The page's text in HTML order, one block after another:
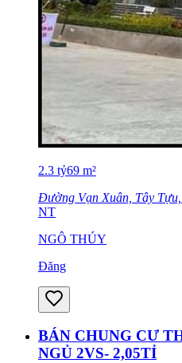
2.3 tỷ69 m²
Đường Vạn Xuân, Tây
NT
NGÔ THÚY
Đăng
BÁN CHUNG CƯ
NGỦ 2VS- 2,05TỈ